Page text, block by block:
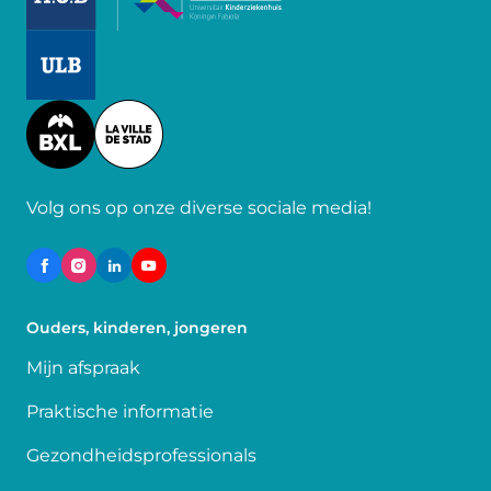
Image
Volg ons op onze diverse sociale media!
Ouders, kinderen, jongeren
Mijn afspraak
Praktische informatie
Gezondheidsprofessionals